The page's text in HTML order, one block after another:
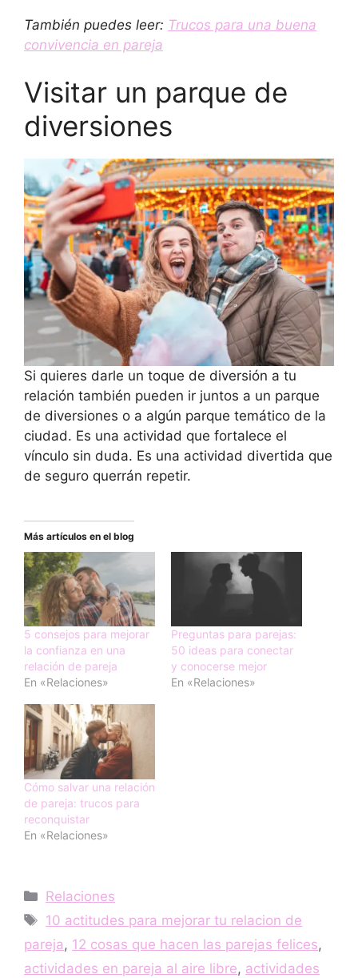
También puedes leer: Trucos para una buena
convivencia en pareja
Visitar un parque de
diversiones
Si quieres darle un toque de diversión a tu
relación también pueden ir juntos a un parque
de diversiones o a algún parque temático de la
ciudad. Es una actividad que fortalece el
vínculo sin duda. Es una actividad divertida que
de seguro querrán repetir.
Más artículos en el blog
5 consejos para mejorar
la confianza en una
relación de pareja
En «Relaciones»
Preguntas para parejas:
50 ideas para conectar
y conocerse mejor
En «Relaciones»
Cómo salvar una relación
de pareja: trucos para
reconquistar
En «Relaciones»
Categorías
Relaciones
Etiquetas
10 actitudes para mejorar tu relacion de
pareja, 12 cosas que hacen las parejas felices,
actividades en pareja al aire libre, actividades